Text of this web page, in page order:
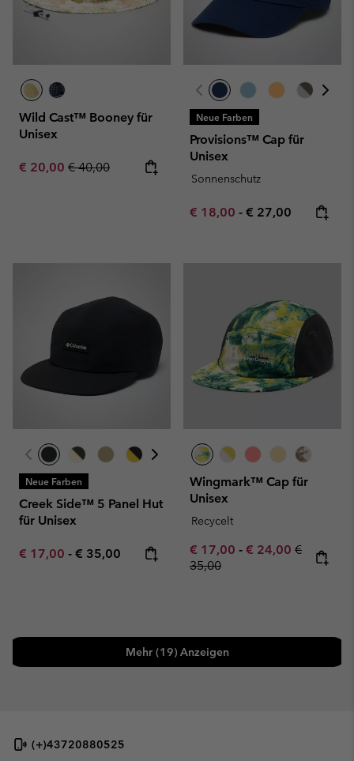
Wild Cast™ Booney für
Unisex
Sale price:
€ 20,00 Regular price:
€ 40,00
Neue Farben
Provisions™ Cap für
Unisex
Sonnenschutz
Minimum sale price:
€ 18,00 - Maximum price:
€ 27,00
Neue Farben
Creek Side™ 5 Panel Hut
für Unisex
Minimum sale price:
€ 17,00 - Maximum price:
€ 35,00
Wingmark™ Cap für
Unisex
Recycelt
Minimum sale price:
€ 17,00 - Maximum sale
€ 24,00 Regular
€
35,00
Mehr (19) Anzeigen
(+)43720880525